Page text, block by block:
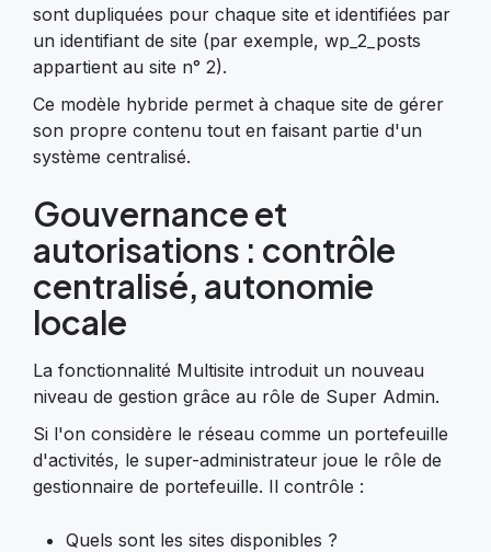
sont dupliquées pour chaque site et identifiées par
un identifiant de site (par exemple, wp_2_posts
appartient au site n° 2).
Ce modèle hybride permet à chaque site de gérer
son propre contenu tout en faisant partie d'un
système centralisé.
Gouvernance et
autorisations : contrôle
centralisé, autonomie
locale
La fonctionnalité Multisite introduit un nouveau
niveau de gestion grâce au rôle de Super Admin.
Si l'on considère le réseau comme un portefeuille
d'activités, le super-administrateur joue le rôle de
gestionnaire de portefeuille. Il contrôle :
Quels sont les sites disponibles ?